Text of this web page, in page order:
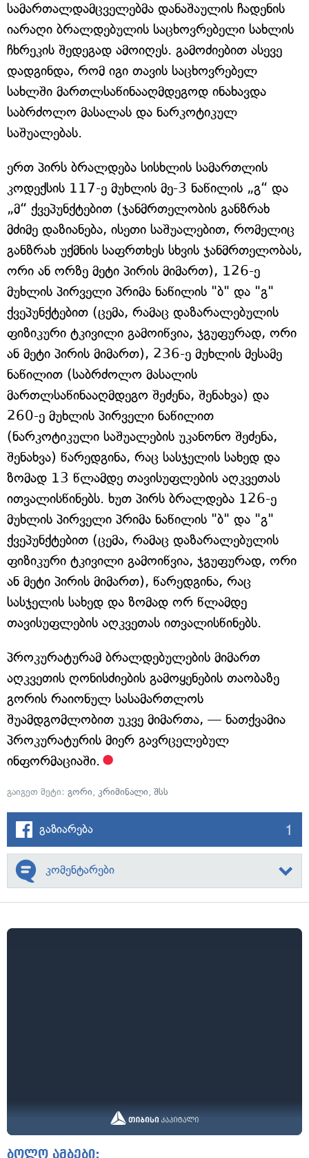
სამართალდამცველებმა დანაშაულის ჩადენის
იარაღი ბრალდებულის საცხოვრებელი სახლის
ჩხრეკის შედეგად ამოიღეს. გამოძიებით ასევე
დადგინდა, რომ იგი თავის საცხოვრებელ
სახლში მართლსაწინააღმდეგოდ ინახავდა
საბრძოლო მასალას და ნარკოტიკულ
საშუალებას.
ერთ პირს ბრალდება სისხლის სამართლის
კოდექსის 117-ე მუხლის მე-3 ნაწილის „გ“ და
„მ“ ქვეპუნქტებით (ჯანმრთელობის განზრახ
მძიმე დაზიანება, ისეთი საშუალებით, რომელიც
განზრახ უქმნის საფრთხეს სხვის ჯანმრთელობას,
ორი ან ორზე მეტი პირის მიმართ), 126-ე
მუხლის პირველი პრიმა ნაწილის "ბ" და "გ"
ქვეპუნქტებით (ცემა, რამაც დაზარალებულის
ფიზიკური ტკივილი გამოიწვია, ჯგუფურად, ორი
ან მეტი პირის მიმართ), 236-ე მუხლის მესამე
ნაწილით (საბრძოლო მასალის
მართლსაწინააღმდეგო შეძენა, შენახვა) და
260-ე მუხლის პირველი ნაწილით
(ნარკოტიკული საშუალების უკანონო შეძენა,
შენახვა) წარედგინა, რაც სასჯელის სახედ და
ზომად 13 წლამდე თავისუფლების აღკვეთას
ითვალისწინებს. ხუთ პირს ბრალდება 126-ე
მუხლის პირველი პრიმა ნაწილის "ბ" და "გ"
ქვეპუნქტებით (ცემა, რამაც დაზარალებულის
ფიზიკური ტკივილი გამოიწვია, ჯგუფურად, ორი
ან მეტი პირის მიმართ), წარედგინა, რაც
სასჯელის სახედ და ზომად ორ წლამდე
თავისუფლების აღკვეთას ითვალისწინებს.
პროკურატურამ ბრალდებულების მიმართ
აღკვეთის ღონისძიების გამოყენების თაობაზე
გორის რაიონულ სასამართლოს
შუამდგომლობით უკვე მიმართა, — ნათქვამია
პროკურატურის მიერ გავრცელებულ
ინფორმაციაში.
გაიგეთ მეტი: გორი, კრიმინალი, შსს
გაზიარება 1
კომენტარები
ბოლო ამბები: